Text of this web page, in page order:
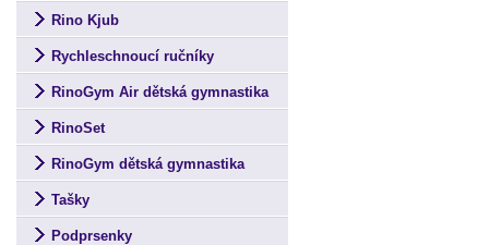
Rino Kjub
Rychleschnoucí ručníky
RinoGym Air dětská gymnastika
RinoSet
RinoGym dětská gymnastika
Tašky
Podprsenky